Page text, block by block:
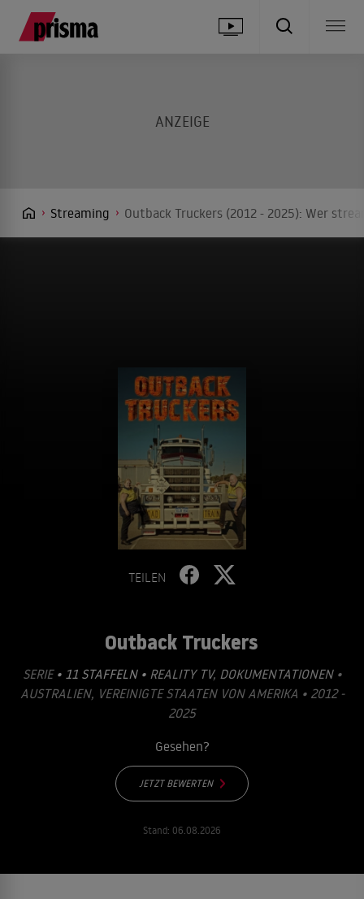
Streaming Outback Truckers (2012 - 2025): Wer
TEILEN
Outback Truckers
SERIE • 11 STAFFELN • REALITY TV, DOKUMENTATIONEN•
AUSTRALIEN, VEREINIGTE STAATEN VON AMERIKA • 2012 -
2025
Gesehen?
JETZT BEWERTEN
Stand: 06.08.2026